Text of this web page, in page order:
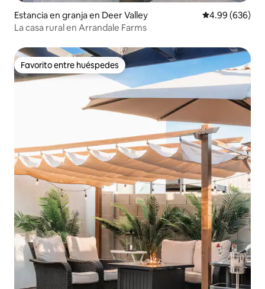
Estancia en granja en Deer Valley Calificación
4.99 (636)
La casa rural en Arrandale Farms
Favorito entre huéspedes
Favorito entre huéspedes